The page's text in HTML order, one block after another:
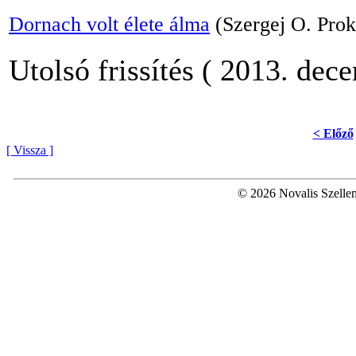
Dornach volt élete álma (Szergej O.
Utolsó frissítés ( 2013.
< Előző
[ Vissza ]
© 2026 Novalis